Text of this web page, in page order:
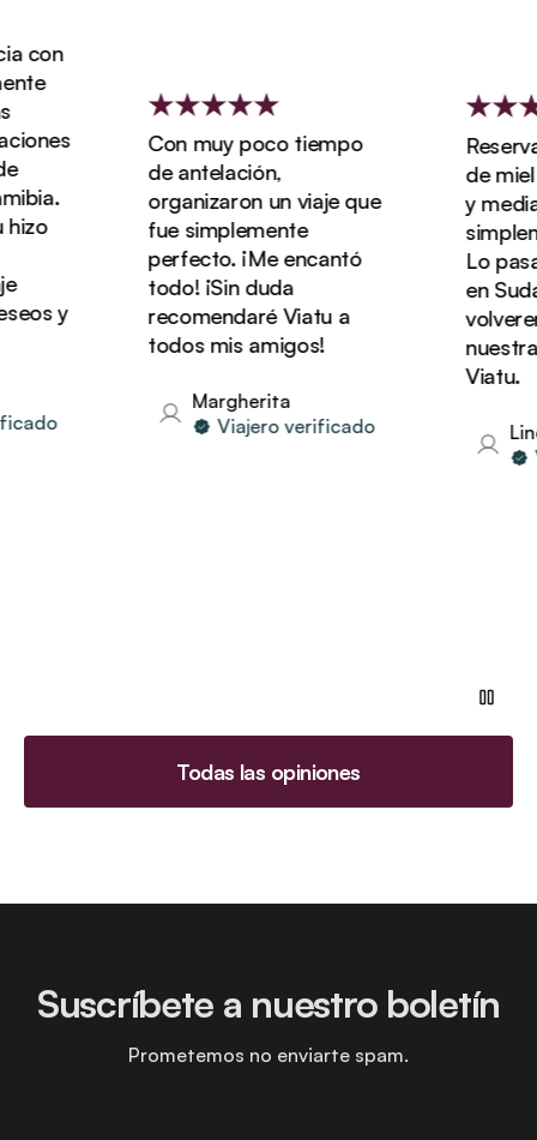
con
y
Con muy poco tiempo
de antelación,
organizaron un viaje que
fue simplemente
perfecto. ¡Me encantó
todo! ¡Sin duda
recomendaré Viatu a
todos mis amigos!
Margherita
Viajero verificado
de miel
y media
Lo
en
Viatu.
Linda
Todas las opiniones
Suscríbete a nuestro boletín
Prometemos no enviarte spam.